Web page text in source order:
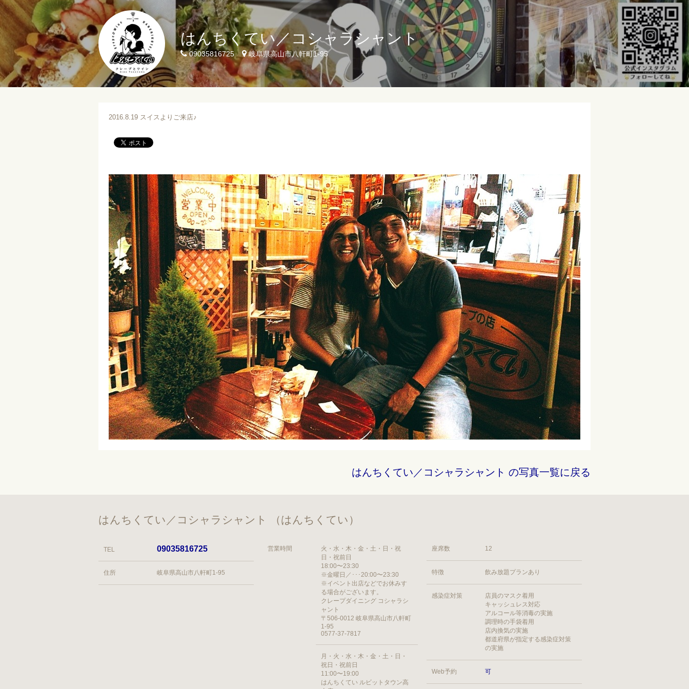
はんちくてい／コシャラシャント
09035816725 岐阜県高山市八軒町1-95
2016.8.19 スイスよりご来店♪
はんちくてい／コシャラシャント の写真一覧に戻る
はんちくてい／コシャラシャント （はんちくてい）
TEL 09035816725
住所 岐阜県高山市八軒町1-95
営業時間
火・水・木・金・土・日・祝
日・祝前日
18:00〜23:30
※金曜日／･･･20:00〜23:30
※イベント出店などでお休みす
る場合がございます。
クレープダイニング コシャラシ
ャント
〒506-0012 岐阜県高山市八軒町
1-95
0577-37-7817
月・火・水・木・金・土・日・
祝日・祝前日
11:00〜19:00
はんちくてい ルビットタウン高
座席数 12
特徴 飲み放題プランあり
感染症対策
店員のマスク着用
キャッシュレス対応
アルコール等消毒の実施
調理時の手袋着用
店内換気の実施
都道府県が指定する感染症対策
の実施
Web予約 可